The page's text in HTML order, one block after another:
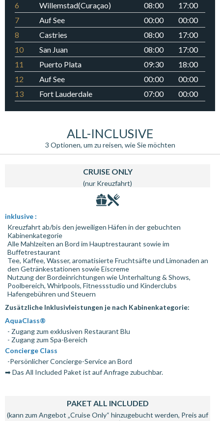
6
Willemstad(Curaçao) 08:00
17:00
7
Auf See 00:00
00:00
8
Castries 08:00
17:00
10
San Juan 08:00
17:00
11
Puerto Plata 09:30
18:00
12
Auf See 00:00
00:00
13
Fort Lauderdale 07:00 00:00
ALL-INCLUSIVE
3 Optionen, um zu reisen, wie Sie möchten
CRUISE ONLY
(nur Kreuzfahrt)
inklusive :
Kreuzfahrt ab/bis den jeweiligen Häfen in der gebuchten
Kabinenkategorie
Alle Mahlzeiten an Bord im Hauptrestaurant sowie im
Buffetrestaurant
Tee, Kaffee, Wasser, aromatisierte Fruchtsäfte und Limonaden an
den Getränkestationen sowie Eiscreme
Nutzung der Bordeinrichtungen wie Unterhaltung & Shows,
Poolbereich, Whirlpools, Fitnessstudio und Kinderclubs
Hafengebühren und Steuern
Zusätzliche Inklusivleistungen je nach Kabinenkategorie:
AquaClass®
- Zugang zum exklusiven Restaurant Blu
- Zugang zum Spa-Bereich
Concierge Class
-Persönlicher Concierge-Service an Bord
➡ Das All Included Paket ist auf Anfrage zubuchbar.
PAKET ALL INCLUDED
(kann zum Angebot „Cruise Only“ hinzugebucht werden, Preis auf